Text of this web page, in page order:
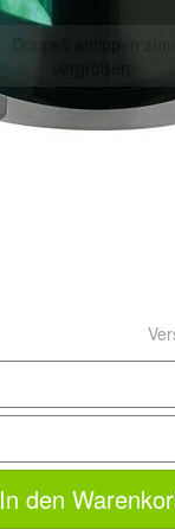
Doppelt antippen zum
In den